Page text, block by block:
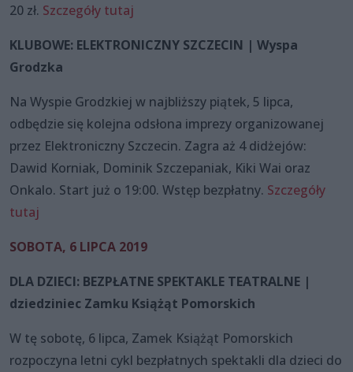
20 zł. Szczegóły tutaj
KLUBOWE: ELEKTRONICZNY SZCZECIN | Wyspa
Grodzka
Na Wyspie Grodzkiej w najbliższy piątek, 5 lipca,
odbędzie się kolejna odsłona imprezy organizowanej
przez Elektroniczny Szczecin. Zagra aż 4 didżejów:
Dawid Korniak, Dominik Szczepaniak, Kiki Wai oraz
Onkalo. Start już o 19:00. Wstęp bezpłatny. Szczegóły
tutaj
SOBOTA, 6 LIPCA 2019
DLA DZIECI: BEZPŁATNE SPEKTAKLE TEATRALNE |
dziedziniec Zamku Książąt Pomorskich
W tę sobotę, 6 lipca, Zamek Książąt Pomorskich
rozpoczyna letni cykl bezpłatnych spektakli dla dzieci do